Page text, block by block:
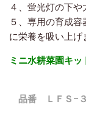
４、蛍光灯の下や
５、専用の育成
に栄養を吸い上げ
ミニ水耕菜園キッ
品番 ＬＦＳ−